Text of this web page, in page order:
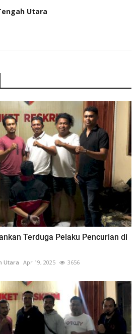
Utara
Terduga Pelaku Pencurian di
Utara Apr 19, 2025 3656